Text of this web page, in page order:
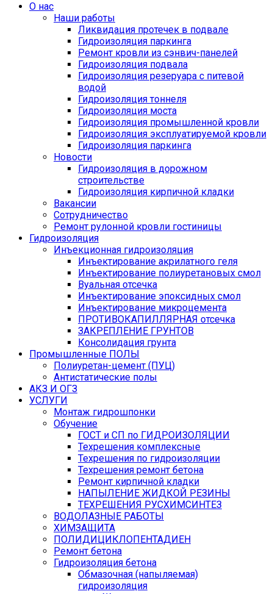
О нас
Наши работы
Ликвидация протечек в подвале
Гидроизоляция паркинга
Ремонт кровли из сэнвич-панелей
Гидроизоляция подвала
Гидроизоляция резеруара с питевой
водой
Гидроизоляция тоннеля
Гидроизоляция моста
Гидроизоляция промышленной кровли
Гидроизоляция эксплуатируемой кровли
Гидроизоляция паркинга
Новости
Гидроизоляция в дорожном
строительстве
Гидроизоляция кирпичной кладки
Вакансии
Сотрудничество
Ремонт рулонной кровли гостиницы
Гидроизоляция
Инъекционная гидроизоляция
Инъектирование акрилатного геля
Инъектирование полиуретановых смол
Вуальная отсечка
Инъектирование эпоксидных смол
Инъектирование микроцемента
ПРОТИВОКАПИЛЛЯРНАЯ отсечка
ЗАКРЕПЛЕНИЕ ГРУНТОВ
Консолидация грунта
Промышленные ПОЛЫ
Полиуретан-цемент (ПУЦ)
Антистатические полы
АКЗ И ОГЗ
УСЛУГИ
Монтаж гидрошпонки
Обучение
ГОСТ и СП по ГИДРОИЗОЛЯЦИИ
Техрешения комплексные
Техрешения по гидроизоляции
Техрешения ремонт бетона
Ремонт кирпичной кладки
НАПЫЛЕНИЕ ЖИДКОЙ РЕЗИНЫ
ТЕХРЕШЕНИЯ РУСХИМСИНТЕЗ
ВОДОЛАЗНЫЕ РАБОТЫ
ХИМЗАЩИТА
ПОЛИДИЦИКЛОПЕНТАДИЕН
Ремонт бетона
Гидроизоляция бетона
Обмазочная (напыляемая)
гидроизоляция